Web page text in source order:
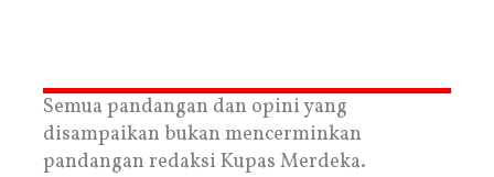
Semua pandangan dan opini yang
disampaikan bukan mencerminkan
pandangan redaksi Kupas Merdeka.